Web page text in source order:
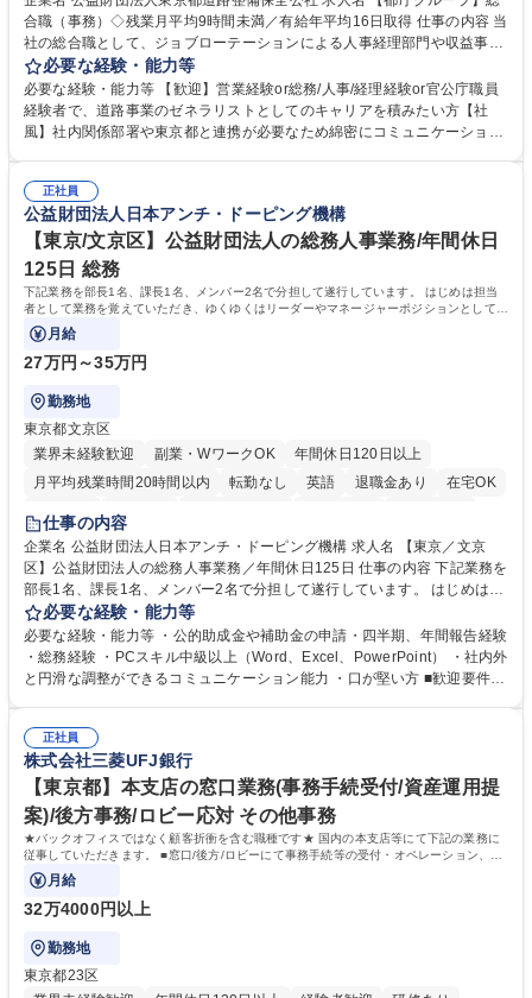
合職（事務）◇残業月平均9時間未満／有給年平均16日取得 仕事の内容 当
社の総合職として、ジョブローテーションによる人事経理部門や収益事業
等のフロント部門の部署等幅広い部署での業務をお任せいたします。研修
制度やキャリア支援が充実しております！ ※下記業務詳細 【業務詳細】■
管理部門：広報、人事、経理など当公社の運営に係る管理業務 ■収益部
門：駐車場の新規開拓、管理運営、新宿駅西口広場の「イベントコーナ
道路施設や道路工事現場の見学ツアー事業 ※入社後は上記いずれかの部門
へ配属。※業務内容変更の範囲：会社の定める業務 募集職種 【都庁グル
ープ】総合職（事務）◇残業月平均9時間未満／有給年平均16日取得
必要な経験・能力等
必要な経験・能力等 【歓迎】営業経験or総務/人事/経理経験or官公庁職員
経験者で、道路事業のゼネラリストとしてのキャリアを積みたい方【社
風】社内関係部署や東京都と連携が必要なため綿密にコミュニケーション
部門など多岐に渡る業務を経験できます。 ■様々なプロジェクト：駐車場
事業の他、新宿駅西口広場内に設置された照明を兼ねた広告「ブライトサ
イン」の管理運営を行うなど、事業収益を生み出す活動を積極的に行って
います。 学歴・資格 学歴：大学院 大学 高専 短大 専修学校 高校 語学力：
資格：
正社員
公益財団法人日本アンチ・ドーピング機構
【東京/文京区】公益財団法人の総務人事業務/年間休日
125日 総務
下記業務を部長1名、課長1名、メンバー2名で分担して遂行しています。 はじめは担当
者として業務を覚えていただき、ゆくゆくはリーダーやマネージャーポジションとして活
躍いただくことを期待しています。
月給
27万円～35万円
勤務地
東京都文京区
業界未経験歓迎
副業・WワークOK
年間休日120日以上
月平均残業時間20時間以内
転勤なし 英語 退職金あり
在宅OK
賞与あり
育休あり
食事補助あり
仕事の内容
企業名 公益財団法人日本アンチ・ドーピング機構 求人名 【東京／文京
区】公益財団法人の総務人事業務／年間休日125日 仕事の内容 下記業務を
部長1名、課長1名、メンバー2名で分担して遂行しています。 はじめは担
当者として業務を覚えていただき、ゆくゆくはリーダーやマネージャーポ
ジションとして活躍いただくことを期待しています。 【総務・人事グルー
プの業務内容】 ・人事制度関連 ・採用活動 ・教育研修の企画、実行 ・勤
怠管理 ・官公庁への各種提出 ・法定の会議運営（評議員会、理事会） ・
管理 ・福利厚生関連 ・職員からの問合せ、相談対応 ・その他日常の総務
業務全般 募集職種 【東京／文京区】公益財団法人の総務人事業務／年間
休日125日
必要な経験・能力等
必要な経験・能力等 ・公的助成金や補助金の申請・四半期、年間報告経験
・総務経験 ・PCスキル中級以上（Word、Excel、PowerPoint） ・社内外
と円滑な調整ができるコミュニケーション能力 ・口が堅い方 ■歓迎要件
正社員
株式会社三菱UFJ銀行
【東京都】本支店の窓口業務(事務手続受付/資産運用提
案)/後方事務/ロビー応対 その他事務
★バックオフィスではなく顧客折衝を含む職種です★ 国内の本支店等にて下記の業務に
従事していただきます。 ■窓口/後方/ロビーにて事務手続等の受付・オペレーション、お
客様対応
月給
32万4000円以上
勤務地
東京都23区